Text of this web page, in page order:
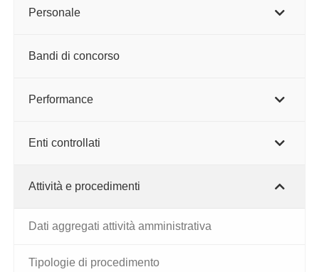
Personale
Bandi di concorso
Performance
Enti controllati
Attività e procedimenti
Dati aggregati attività amministrativa
Tipologie di procedimento